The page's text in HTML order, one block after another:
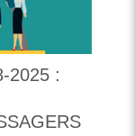
2025 :